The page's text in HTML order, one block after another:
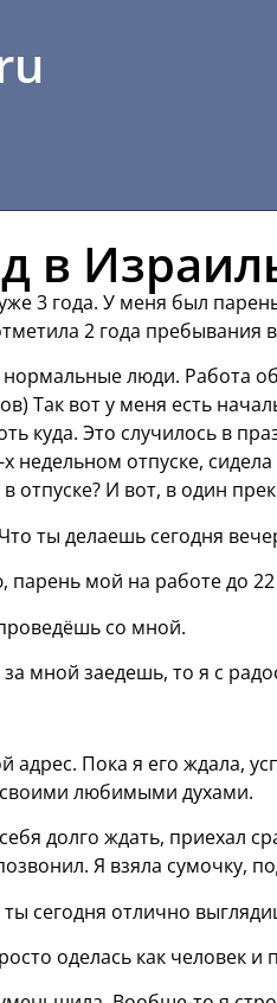
в
3 года. У меня был
2 года пребывания
люди. Работа
Так вот у меня есть
куда. Это случилось в
недельном отпуске,
отпуске? И вот, в один
ты делаешь сегодня
парень мой на работе до
со мной.
мной заедешь, то я с
адрес. Пока я его ждала,
любимыми духами.
долго ждать, приехал
Я взяла сумочку,
ты сегодня отлично
оделась как человек и